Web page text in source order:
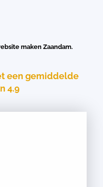
maken Zaandam.
een gemiddelde
4.9